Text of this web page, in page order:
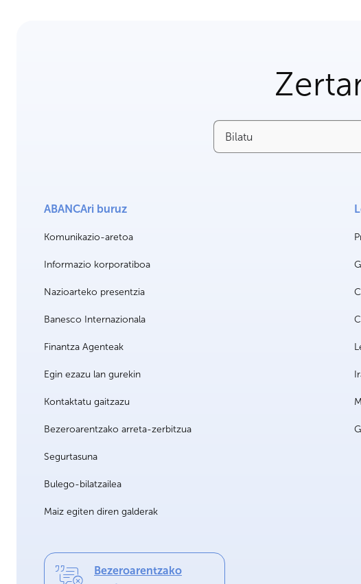
Bilatu
ABANCAri buruz
Komunikazio-aretoa
Informazio korporatiboa
Nazioarteko presentzia
Banesco Internazionala
Finantza Agenteak
Egin ezazu lan gurekin
Kontaktatu gaitzazu
Bezeroarentzako arreta-zerbitzua
Segurtasuna
Bulego-bilatzailea
Maiz egiten diren galderak
Bezeroarentzako